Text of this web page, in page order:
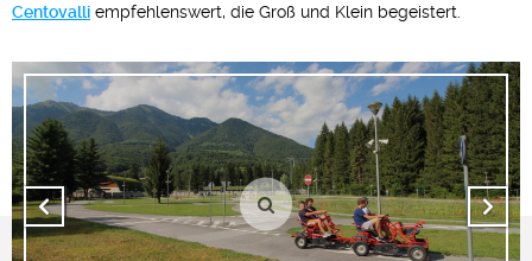
Centovalli empfehlenswert, die Groß und Klein begeistert.